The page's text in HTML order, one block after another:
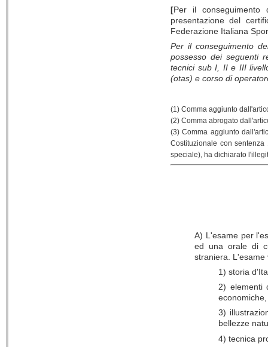
[Per il conseguimento
presentazione del
Federazione Italiana
Per il conseguimento
possesso dei seguenti
tecnici sub I, II e III
(otas) e corso di
(1) Comma aggiunto
(2) Comma abrogato
(3) Comma aggiunto
Costituzionale con
speciale), ha dichiarato
A) L'esame per
ed una orale di
straniera. L'esame
1) storia
2) elementi
3)
bellezze
4) tecnica